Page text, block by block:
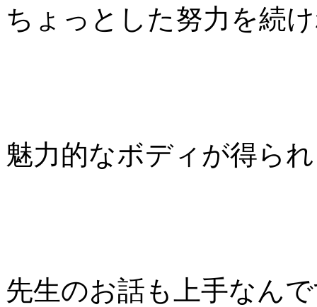
ちょっとした努力を続
魅力的なボディが得ら
先生のお話も上手なん